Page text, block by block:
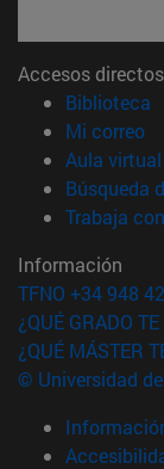
Accesos directos
Biblioteca
Mi correo
Aula virtual
Búsqueda
Trabaja
Información
TFNO +34 948
¿QUÉ GRADO
¿QUÉ MÁSTER
© Universidad